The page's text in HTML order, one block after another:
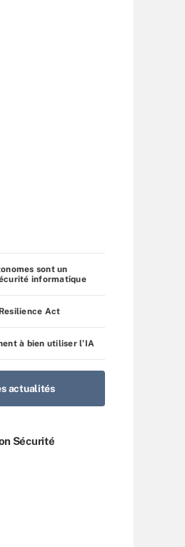
sont un
informatique
Act
à bien utiliser l’IA
actualités
Sécurité